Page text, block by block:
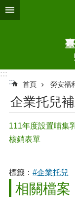
跳到主要內容區塊
:::
:::
首頁 勞安福
企業托兒
111年度設置哺集
核銷表單
標籤： #企業托兒
相關檔案